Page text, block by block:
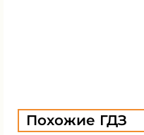
Похожие ГДЗ